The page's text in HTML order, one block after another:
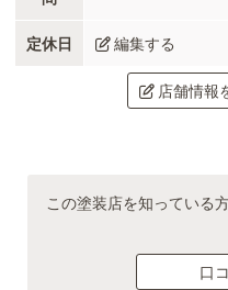
定休日 編集する
店舗情報
この塗装店を知っている
口